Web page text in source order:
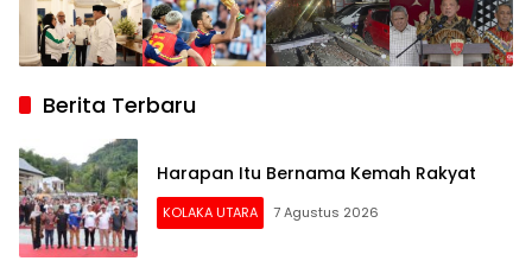
Berita Terbaru
Harapan Itu Bernama Kemah Rakyat
KOLAKA UTARA 7 Agustus 2026